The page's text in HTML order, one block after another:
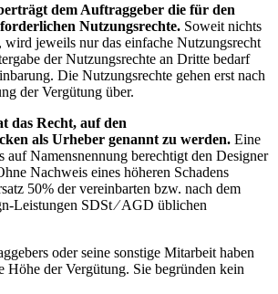
dem Auftraggeber die für den
Nutzungsrechte. Soweit nichts
wird jeweils nur das einfache Nutzungsrecht
der Nutzungsrechte an Dritte bedarf
Die Nutzungsrechte gehen erst nach
der Vergütung über.
das Recht, auf den
als Urheber genannt zu werden. Eine
auf Namensnennung berechtigt den Designer
Nachweis eines höheren Schadens
50% der vereinbarten bzw. nach dem
Leistungen SDSt ⁄ AGD üblichen
oder seine sonstige Mitarbeit haben
Höhe der Vergütung. Sie begründen kein